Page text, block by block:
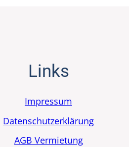
Links
Impressum
Datenschutzerklärung
AGB Vermietung